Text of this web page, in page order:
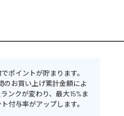
ポイントが貯まります。
のお買い上げ累計金額によ
ンクが変わり、最大15%ま
付与率がアップします。